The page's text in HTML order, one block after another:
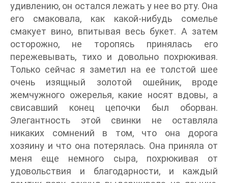
удивлению, он остался лежать у нее во рту. Она
его смаковала, как какой-нибудь сомелье
смакует вино, впитывая весь букет. А затем
осторожно, не торопясь принялась его
пережевывать, тихо и довольно похрюкивая.
Только сейчас я заметил на ее толстой шее
очень изящный золотой ошейник, вроде
жемчужного ожерелья, какие носят вдовы, а
свисавший конец цепочки был оборван.
Элегантность этой свинки не оставляла
никаких сомнений в том, что она дорога
хозяину и что она потерялась. Она приняла от
меня еще немного сыра, похрюкивая от
удовольствия и благодарности, и каждый